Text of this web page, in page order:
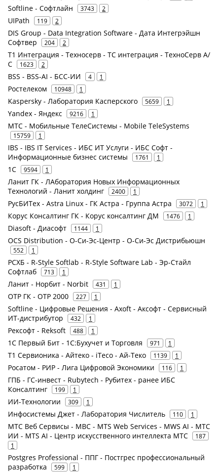
Softline - Софтлайн 3743 2
UIPath 119 2
DIS Group - Data Integration Software - Дата Интегрэйшн
Софтвер
204 2
Т1 Интеграция - Техносерв - ТС интеграция - ТехноСерв А/
С
1623 2
BSS - BSS-AI - БСС-ИИ 4 1
Ростелеком 10948 1
Kaspersky - Лаборатория Касперского 5659 1
Yandex - Яндекс 9216 1
МТС - Мобильные ТелеСистемы - Mobile TeleSystems
15759 1
IBS - IBS IT Services - ИБС ИТ Услуги - ИБС Софт -
Информационные бизнес системы
1761 1
1С 9594 1
Ланит ГК - ЛАборатория Новых Информационных
Технологий - Ланит холдинг
2400 1
РусБИТех - Astra Linux - ГК Астра - Группа Астра 3072 1
Корус Консалтинг ГК - Корус консалтинг ДМ 1476 1
Diasoft - Диасофт 1144 1
OCS Distribution - О-Си-Эс-Центр - О-Си-Эс Дистрибьюшн
552 1
РСХБ - R-Style Softlab - R-Style Software Lab - Эр-Стайл
Софтлаб
713 1
Ланит - Норбит - Norbit 431 1
ОТР ГК - ОТР 2000 227 1
Softline - Цифровые Решения - Axoft - Аксофт - Сервисный
ИТ-дистрибутор
432 1
Рексофт - Reksoft 488 1
1С Первый Бит - 1С:Бухучет и Торговля 971 1
Т1 Сервионика - Айтеко - iTeco - Ай-Теко 1139 1
Росатом - РИР - Лига Цифровой Экономики 116 1
ГПБ - ГС-инвест - Rubytech - Рубитех - ранее ИБС
Консалтинг
199 1
ИИ-Технологии 309 1
Инфосистемы Джет - Лаборатория Числитель 110 1
МТС Веб Сервисы - МВС - MTS Web Services - MWS AI - МТС
ИИ - MTS AI - Центр искусственного интеллекта МТС
187
1
Postgres Professional - ППГ - Постгрес профессиональный
разработка
599 1